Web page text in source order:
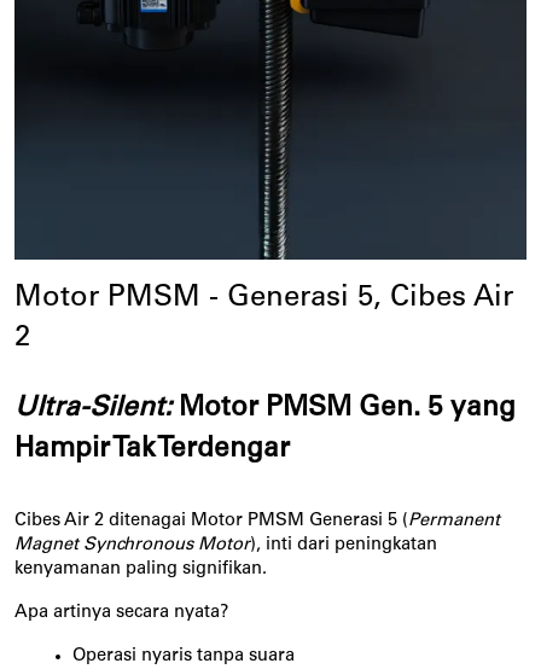
Motor PMSM - Generasi 5, Cibes Air
2
Ultra-Silent: Motor PMSM Gen. 5 yang
Hampir Tak Terdengar
Cibes Air 2 ditenagai Motor PMSM Generasi 5 (Permanent
Magnet Synchronous Motor), inti dari peningkatan
kenyamanan paling signifikan.
Apa artinya secara nyata?
Operasi nyaris tanpa suara